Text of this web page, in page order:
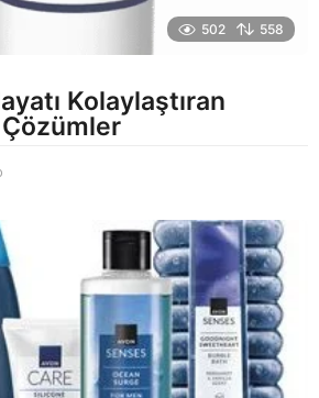
502 558
Kolaylaştıran
Çözümler
a
g
o